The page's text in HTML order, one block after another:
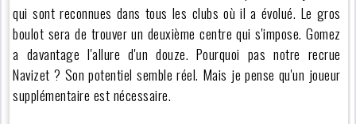
qui sont reconnues dans tous les clubs où il a évolué. Le gros
boulot sera de trouver un deuxième centre qui s'impose. Gomez
a davantage l'allure d'un douze. Pourquoi pas notre recrue
Navizet ? Son potentiel semble réel. Mais je pense qu'un joueur
supplémentaire est nécessaire.